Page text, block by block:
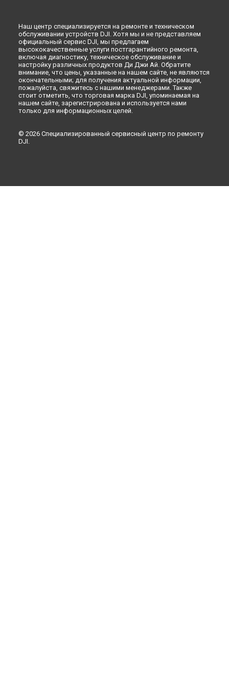
Наш центр специализируется на ремонте и техническом
обслуживании устройств DJI. Хотя мы и не представляем
официальный сервис DJI, мы предлагаем
высококачественные услуги постгарантийного ремонта,
включая диагностику, техническое обслуживание и
настройку различных продуктов Ди Джи Ай. Обратите
внимание, что цены, указанные на нашем сайте, не являются
окончательными; для получения актуальной информации,
пожалуйста, свяжитесь с нашими менеджерами. Также
стоит отметить, что торговая марка DJI, упоминаемая на
нашем сайте, зарегистрирована и используется нами
только для информационных целей.
© 2026 Специализированный сервисный центр по ремонту
DJI.